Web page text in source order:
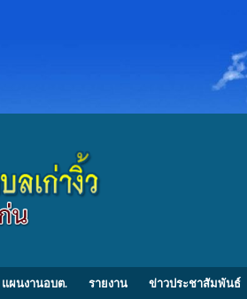
แผนงานอบต. รายงาน ข่าวประชาสัมพันธ์